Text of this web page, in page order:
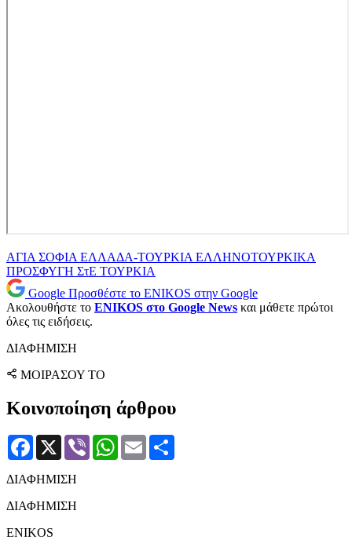
ΑΓΙΑ ΣΟΦΙΑ ΕΛΛΑΔΑ-ΤΟΥΡΚΙΑ ΕΛΛΗΝΟΤΟΥΡΚΙΚΑ
ΠΡΟΣΦΥΓΗ ΣτΕ ΤΟΥΡΚΙΑ
Google Προσθέστε το ENIKOS στην Google
Ακολουθήστε το ENIKOS στο Google News και μάθετε πρώτοι
όλες τις ειδήσεις.
ΔΙΑΦΗΜΙΣΗ
ΜΟΙΡΑΣΟΥ ΤΟ
Κοινοποίηση άρθρου
Facebook
X Viber WhatsApp
Email
ΔΙΑΦΗΜΙΣΗ
ΔΙΑΦΗΜΙΣΗ
ENIKOS